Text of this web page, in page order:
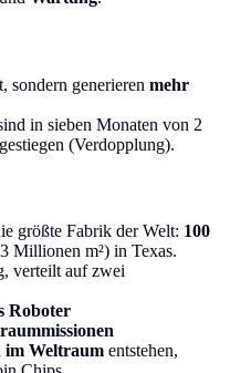
sondern generieren mehr
in sieben Monaten von 2
(Verdopplung).
größte Fabrik der Welt: 100
Millionen m²) in Texas.
verteilt auf zwei
Roboter
im Weltraum entstehen,